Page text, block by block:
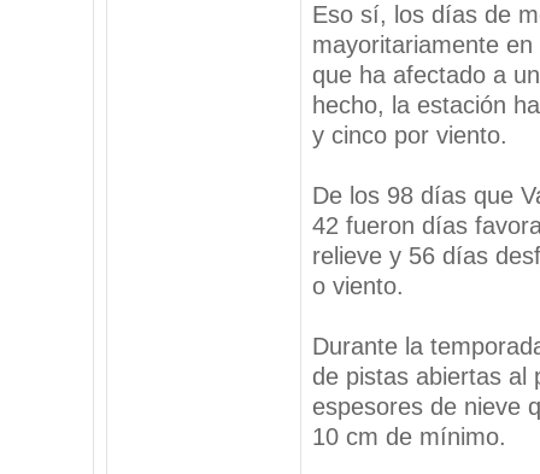
Eso sí, los días de
mayoritariamente
que ha afectado a
hecho, la estación
y cinco por viento.
De los 98 días que
42 fueron días
relieve y 56 días
o viento.
Durante la
de pistas abiertas al
espesores de nieve
10 cm de mínimo.